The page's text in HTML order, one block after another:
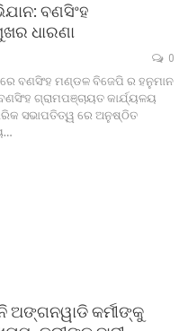
ବଣସିଂହ
ଧାରଣା
0
ବଣସିଂହ ମଣ୍ଡଳ ବିଜେପି ର ହନୁମାନ
ଗ୍ରାମପଞ୍ଚାୟତ କାର୍ଯ୍ୟଳୟ
ସଭାପତିତ୍ୱ ରେ ଅନୁଷ୍ଠିତ
ଅଙ୍ଗନୱାଡି କର୍ମୀଙ୍କୁ